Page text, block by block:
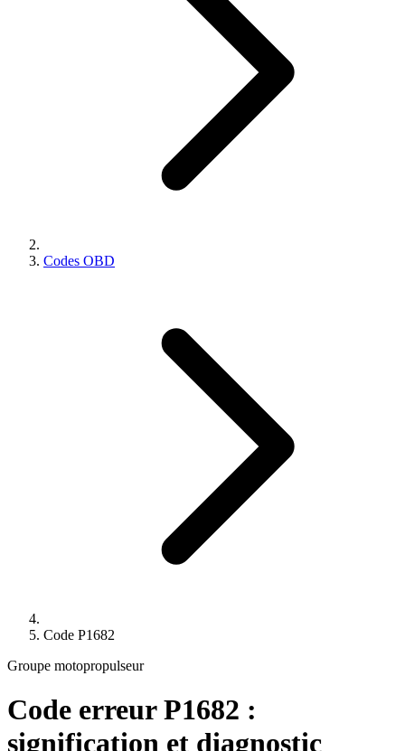
Codes OBD
Code P1682
Groupe motopropulseur
Code erreurP1682 :
signification et diagnostic